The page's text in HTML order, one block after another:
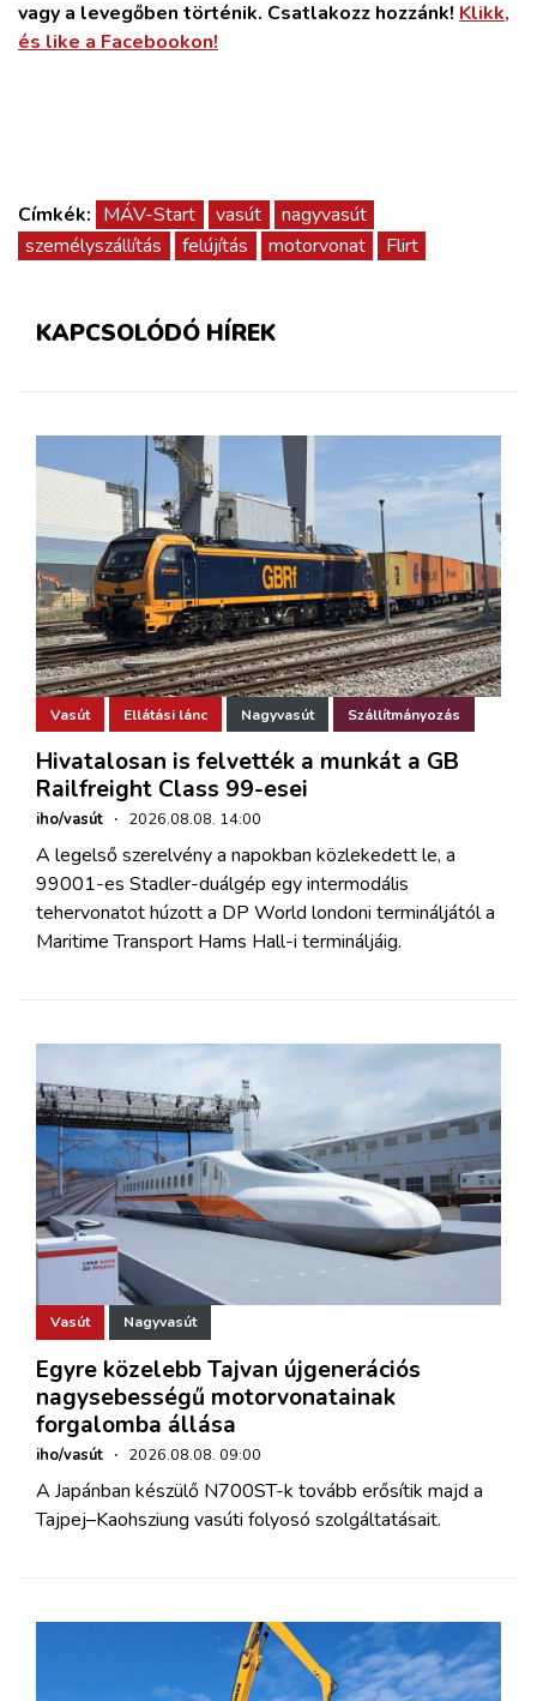
vagy a levegőben történik. Csatlakozz hozzánk! Klikk,
és like a Facebookon!
Címkék: MÁV-Start vasút
nagyvasút
személyszállítás
felújítás motorvonat Flirt
KAPCSOLÓDÓ HÍREK
Vasút Ellátási lánc Nagyvasút Szállítmányozás
Hivatalosan is felvették a munkát a GB
Railfreight Class 99-esei
iho/vasút · 2026.08.08. 14:00
A legelső szerelvény a napokban közlekedett le, a
99001-es Stadler-duálgép egy intermodális
tehervonatot húzott a DP World londoni termináljától a
Maritime Transport Hams Hall-i termináljáig.
Vasút Nagyvasút
Egyre közelebb Tajvan újgenerációs
nagysebességű motorvonatainak
forgalomba állása
iho/vasút · 2026.08.08. 09:00
A Japánban készülő N700ST-k tovább erősítik majd a
Tajpej–Kaohsziung vasúti folyosó szolgáltatásait.